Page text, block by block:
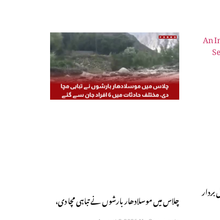
بردار
چلاس میں موسلادھار بارشوں نے تباہی مچا دی،